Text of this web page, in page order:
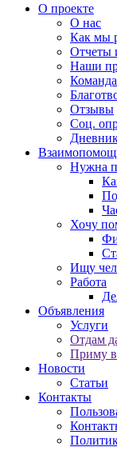
О проекте
О нас
Как мы
Отчеты
Наши
Отзывы
Соц.
Нужна
Хочу
Ищу
Работа
Объявления
Услуги
Отдам
Приму
Новости
Статьи
Контакты